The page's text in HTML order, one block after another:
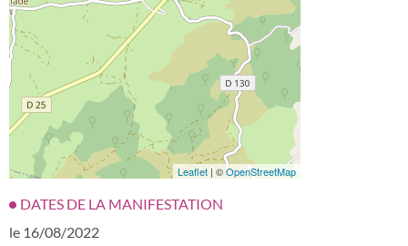
Leaflet | ©OpenStreetMap
DATES DE LA MANIFESTATION
le 16/08/2022